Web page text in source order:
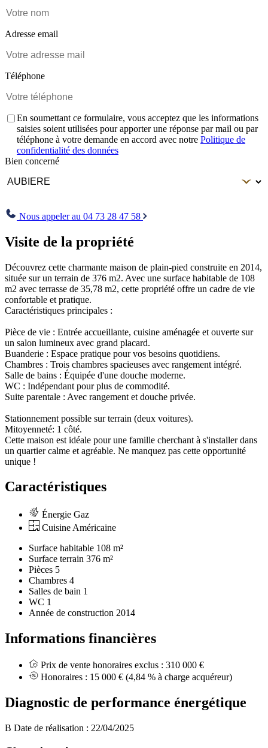
Visite de la propriété
Découvrez cette charmante maison de plain-pied construite en 2014,
située sur un terrain de 376 m2. Avec une surface habitable de 108
m2 avec terrasse de 35,78 m2, cette propriété offre un cadre de vie
confortable et pratique.
Caractéristiques principales :
Pièce de vie : Entrée accueillante, cuisine aménagée et ouverte sur
un salon lumineux avec grand placard.
Buanderie : Espace pratique pour vos besoins quotidiens.
Chambres : Trois chambres spacieuses avec rangement intégré.
Salle de bains : Équipée d'une douche moderne.
WC : Indépendant pour plus de commodité.
Suite parentale : Avec rangement et douche privée.
Stationnement possible sur terrain (deux voitures).
Mitoyenneté: 1 côté.
Cette maison est idéale pour une famille cherchant à s'installer dans
un quartier calme et agréable. Ne manquez pas cette opportunité
unique !
Caractéristiques
Énergie Gaz
Cuisine Américaine
Surface habitable 108 m²
Surface terrain 376 m²
Pièces 5
Chambres 4
Salles de bain 1
WC 1
Année de construction 2014
Informations financières
Prix de vente honoraires exclus : 310 000 €
Honoraires : 15 000 € (4,84 % à charge acquéreur)
Diagnostic de performance énergétique
B Date de réalisation : 22/04/2025
Adresse email
Téléphone
En soumettant ce formulaire, vous acceptez que les informations
saisies soient utilisées pour apporter une réponse par mail ou par
téléphone à votre demande en accord avec notre Politique de
confidentialité des données
Bien concerné
Nous appeler au 04 73 28 47 58